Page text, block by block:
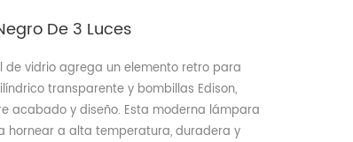
De 3 Luces
vidrio agrega un elemento retro para
transparente y bombillas Edison,
acabado y diseño. Esta moderna lámpara
hornear a alta temperatura, duradera y